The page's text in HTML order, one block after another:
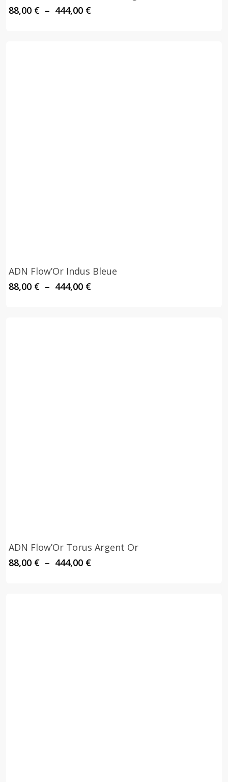
88,00 € – 444,00 €Plage
ADN Flow’Or Indus Bleue
88,00 € – 444,00 €Plage
ADN Flow’Or Torus Argent Or
88,00 € – 444,00 €Plage